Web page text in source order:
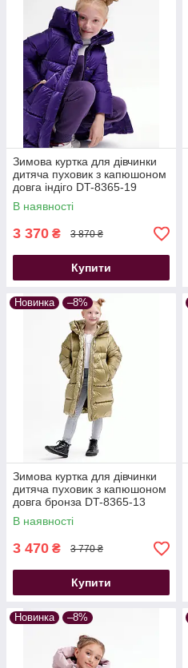
Зимова куртка для дівчинки
дитяча пуховик з капюшоном
довга індіго DT-8365-19
В наявності
3 370 ₴ 3 870 ₴
Купити
Новинка –8%
Зимова куртка для дівчинки
дитяча пуховик з капюшоном
довга бронза DT-8365-13
В наявності
3 470 ₴ 3 770 ₴
Купити
Новинка –8%